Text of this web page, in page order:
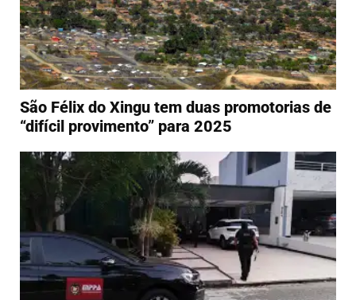
São Félix do Xingu tem duas promotorias de
“difícil provimento” para 2025